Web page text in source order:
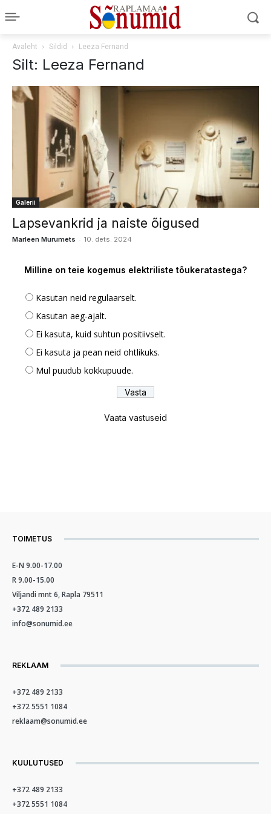
Avaleht Sildid Leeza Fernand
Silt: Leeza Fernand
Galerii
Lapsevankrid ja naiste õigused
Marleen Murumets - 10. dets. 2024
Milline on teie kogemus elektriliste tõukeratastega?
Kasutan neid regulaarselt.
Kasutan aeg-ajalt.
Ei kasuta, kuid suhtun positiivselt.
Ei kasuta ja pean neid ohtlikuks.
Mul puudub kokkupuude.
Vaata vastuseid
TOIMETUS
E-N 9.00-17.00
R 9.00-15.00
Viljandi mnt 6, Rapla 79511
+372 489 2133
info@sonumid.ee
REKLAAM
+372 489 2133
+372 5551 1084
reklaam@sonumid.ee
KUULUTUSED
+372 489 2133
+372 5551 1084